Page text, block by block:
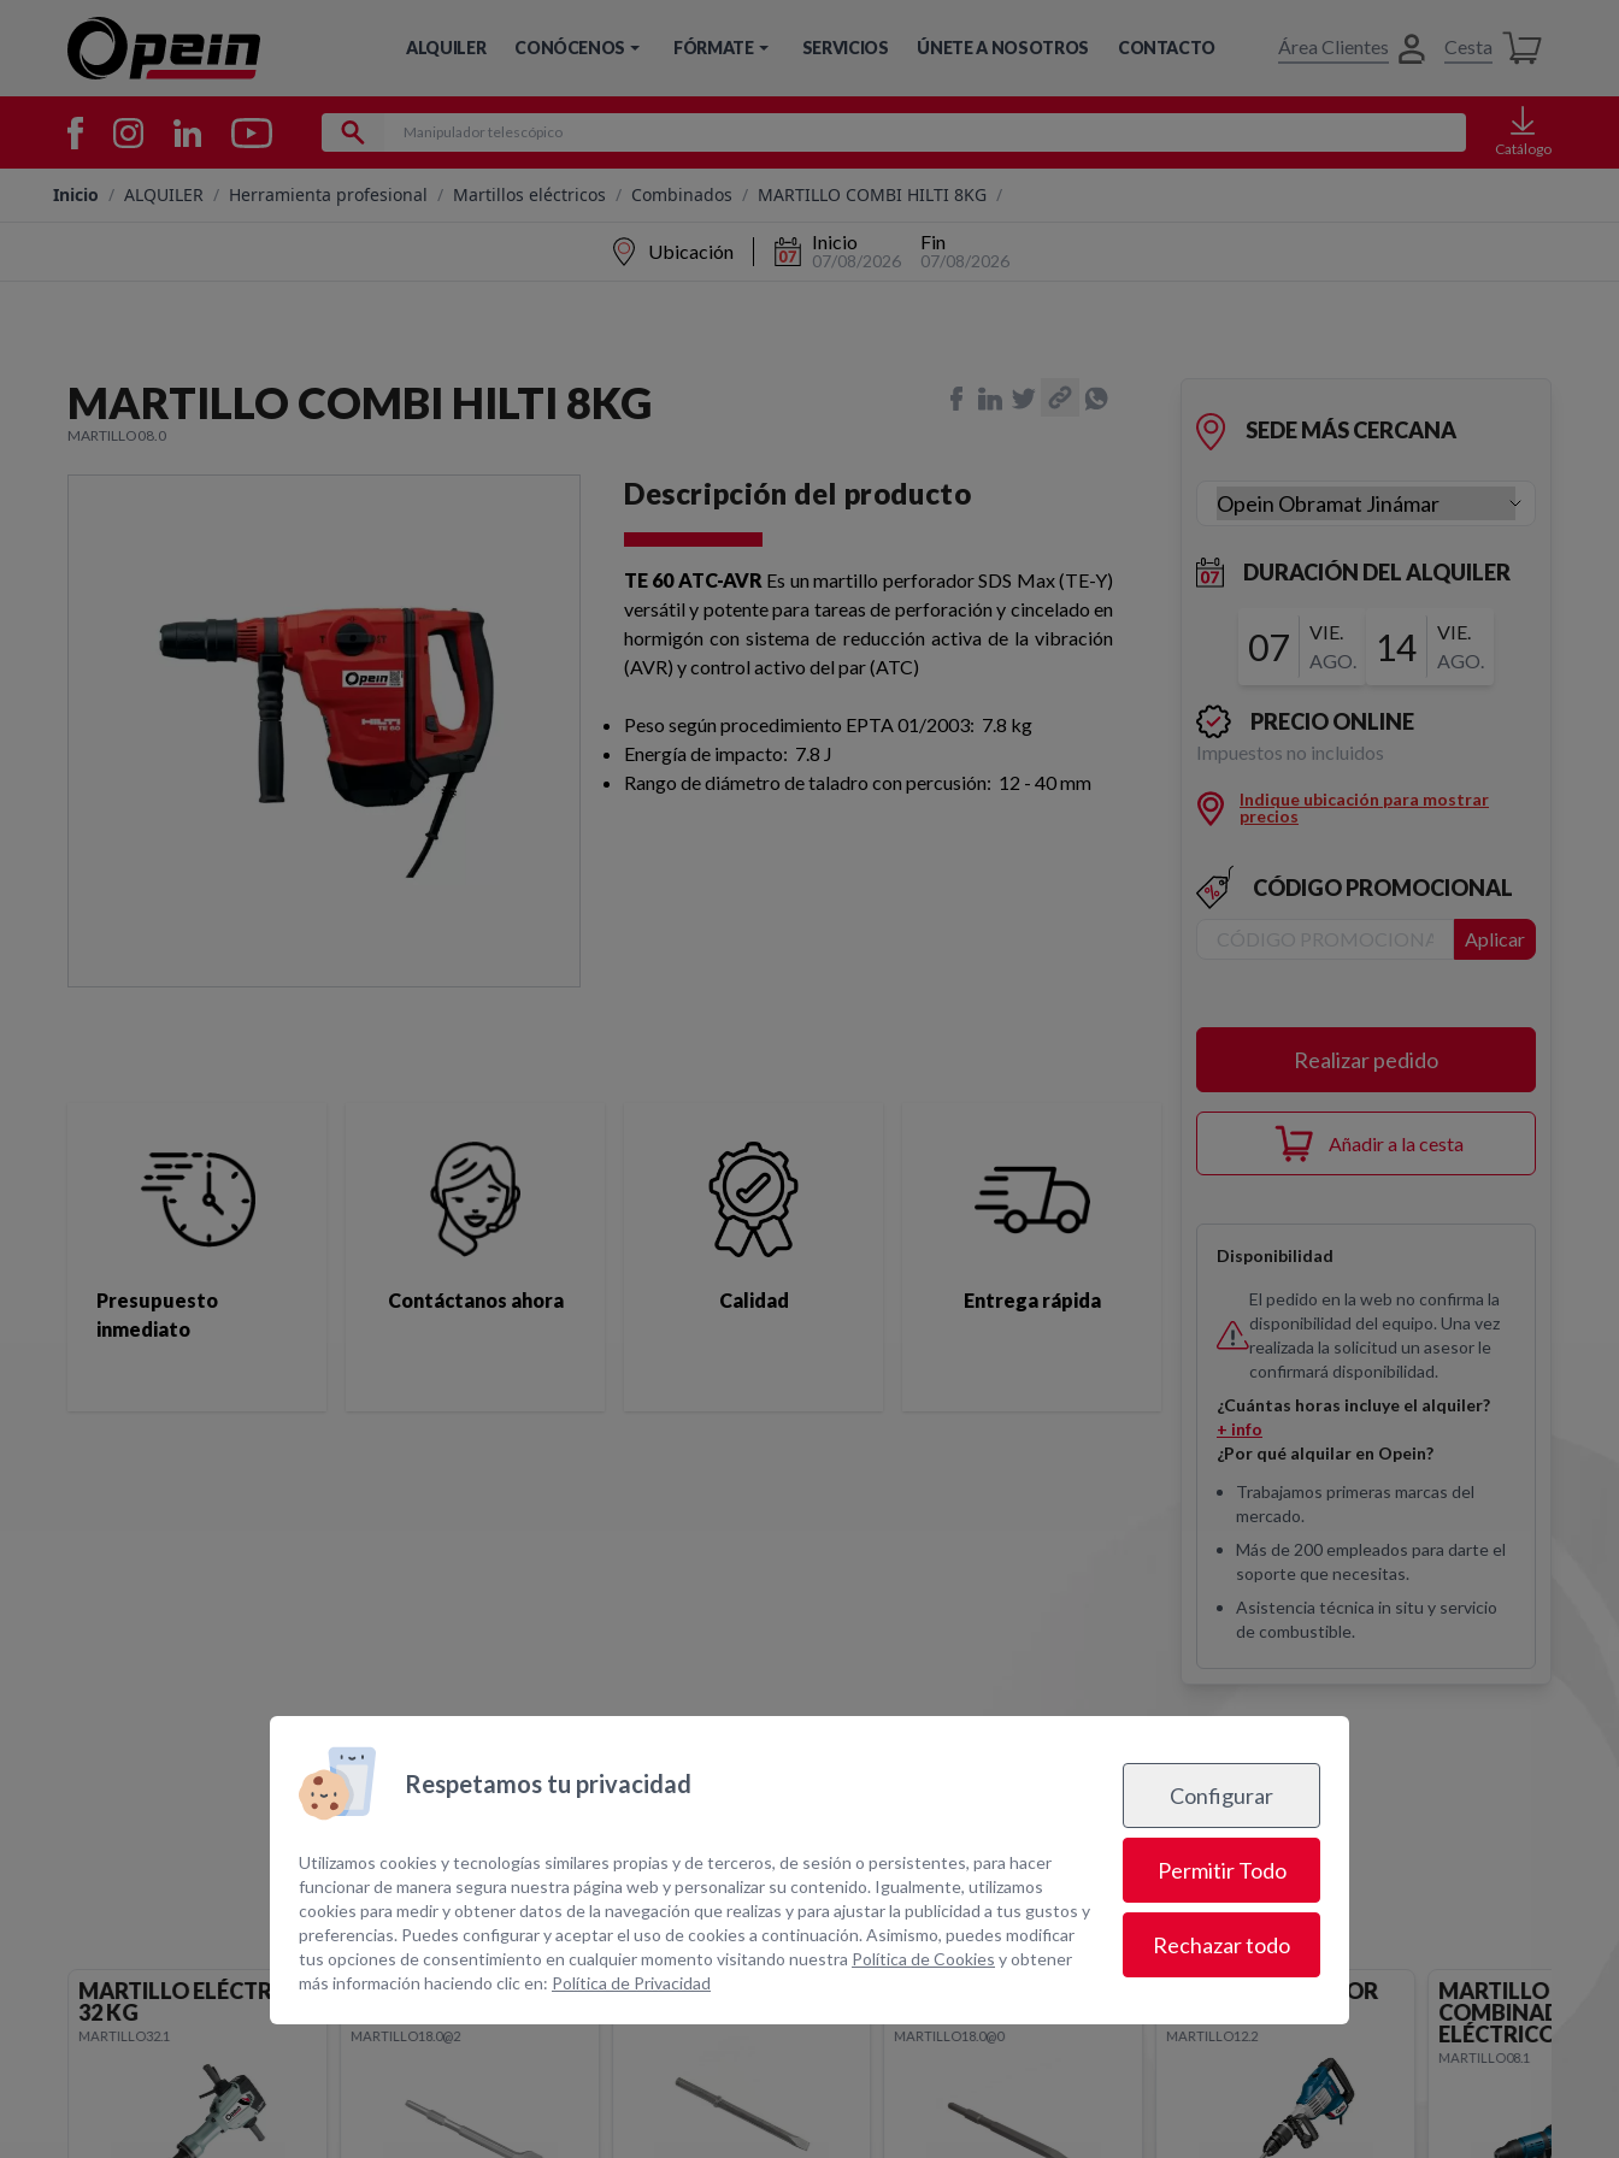
ALQUILER CONÓCENOS FÓRMATE SERVICIOS ÚNETE A NOSOTROS CONTACTO Área Clientes Cesta
Catálogo
Inicio / ALQUILER / Herramienta profesional / Martillos eléctricos / Combinados / MARTILLO COMBI HILTI 8KG /
Ubicación Inicio
07/08/2026
Fin
07/08/2026
MARTILLO COMBI HILTI 8KG
MARTILLO08.0
Descripción del producto
TE 60 ATC-AVR Es un martillo perforador SDS Max (TE-Y)
versátil y potente para tareas de perforación y cincelado en
hormigón con sistema de reducción activa de la vibración
(AVR) y control activo del par (ATC)
Peso según procedimiento EPTA 01/2003: 7.8 kg
Energía de impacto: 7.8 J
Rango de diámetro de taladro con percusión: 12 - 40 mm
Presupuesto
inmediato
Contáctanos ahora Calidad Entrega rápida
SEDE MÁS CERCANA
DURACIÓN DEL ALQUILER
07
VIE.
AGO.
14
VIE.
AGO.
PRECIO ONLINE
Impuestos no incluidos
Indique ubicación para mostrar
precios
CÓDIGO PROMOCIONAL
Aplicar
Realizar pedido
Añadir a la cesta
Disponibilidad
El pedido en la web no confirma la
disponibilidad del equipo. Una vez
realizada la solicitud un asesor le
confirmará disponibilidad.
¿Cuántas horas incluye el alquiler?
+ info
¿Por qué alquilar en Opein?
Trabajamos primeras marcas del
mercado.
Más de 200 empleados para darte el
soporte que necesitas.
Asistencia técnica in situ y servicio
de combustible.
Equipos Relacionados
PALA/CINCEL ANCHO
HEXAGONAL
MARTILLO18.0@2
CINCEL HEXAGONAL
PUNTERO
MARTILLO12.2
ELÉCTRICO 8 KG
CINCEL
MAX
MARTILLO07.5@1
Respetamos tu privacidad
Utilizamos cookies y tecnologías similares propias y de terceros, de sesión o persistentes, para hacer
funcionar de manera segura nuestra página web y personalizar su contenido. Igualmente, utilizamos
cookies para medir y obtener datos de la navegación que realizas y para ajustar la publicidad a tus gustos y
preferencias. Puedes configurar y aceptar el uso de cookies a continuación. Asimismo, puedes modificar
tus opciones de consentimiento en cualquier momento visitando nuestra Política de Cookies y obtener
más información haciendo clic en: Política de Privacidad
Configurar
Permitir Todo
Rechazar todo